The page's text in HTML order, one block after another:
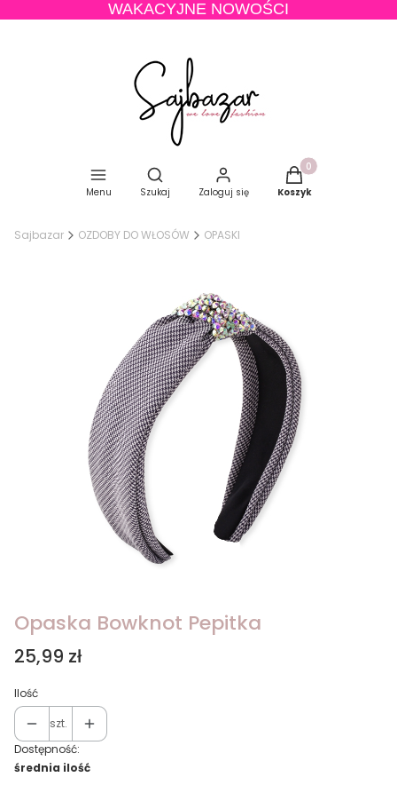
WAKACYJNE NOWOŚCI
Menu
Otwórz wyszukiwarkę
Szukaj Zaloguj się
Produkty w
Koszyk
Sajbazar OZDOBY DO WŁOSÓW OPASKI
Opaska Bowknot Pepitka
Cena
25,99 zł
Ilość
szt.
Dostępność:
średnia ilość